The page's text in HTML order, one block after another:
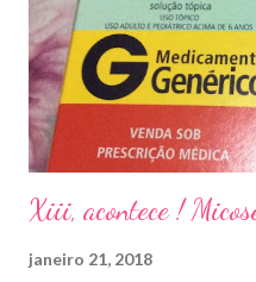
Xiii, acontece !
janeiro 21, 2018